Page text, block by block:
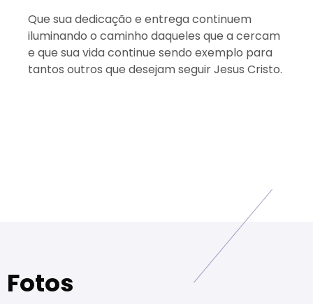
Que sua dedicação e entrega continuem
iluminando o caminho daqueles que a cercam
e que sua vida continue sendo exemplo para
tantos outros que desejam seguir Jesus Cristo.
Fotos